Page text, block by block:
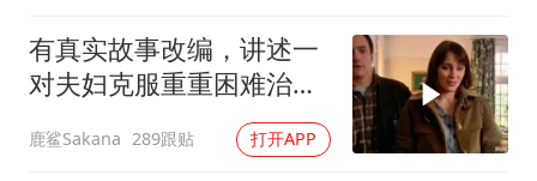
有真实故事改编，讲述一
对夫妇克服重重困难治疗
鹿鲨Sakana 289跟贴 打开APP